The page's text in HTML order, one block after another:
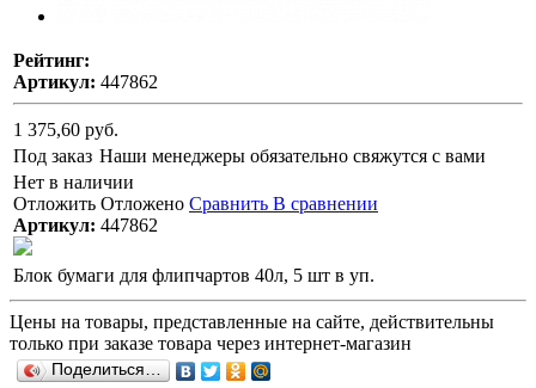
Рейтинг:
Артикул: 447862
1 375,60 руб.
Под заказ Наши менеджеры обязательно свяжутся с вами
Нет в наличии
Отложить Отложено Сравнить В сравнении
Артикул: 447862
Блок бумаги для флипчартов 40л, 5 шт в уп.
Цены на товары, представленные на сайте, действительны
только при заказе товара через интернет-магазин
Поделиться…